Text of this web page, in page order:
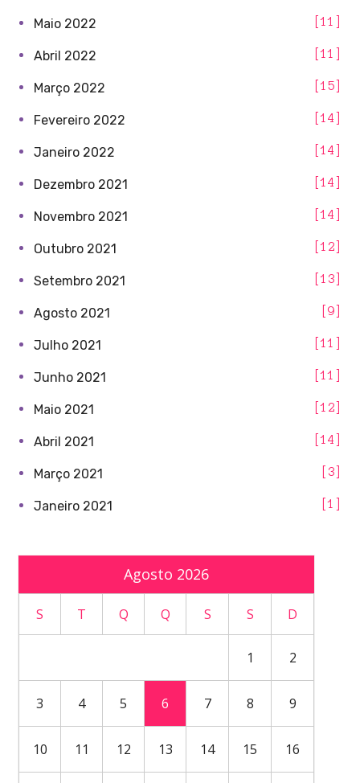
Maio 2022 11
Abril 2022 11
Março 2022 15
Fevereiro 2022 14
Janeiro 2022 14
Dezembro 2021 14
Novembro 2021 14
Outubro 2021 12
Setembro 2021 13
Agosto 2021 9
Julho 2021 11
Junho 2021 11
Maio 2021 12
Abril 2021 14
Março 2021 3
Janeiro 2021 1
Agosto 2026
S T Q Q S S D
1 2
3 4 5 6 7 8 9
10 11 12 13 14 15 16